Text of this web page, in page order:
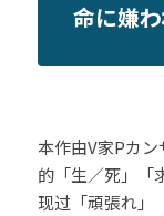
命に嫌
本作由V家Pカ
的「生／死」「
现过「頑張れ」